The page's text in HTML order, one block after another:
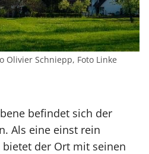
Olivier Schniepp, Foto Linke
befindet sich der
Als eine einst rein
der Ort mit seinen